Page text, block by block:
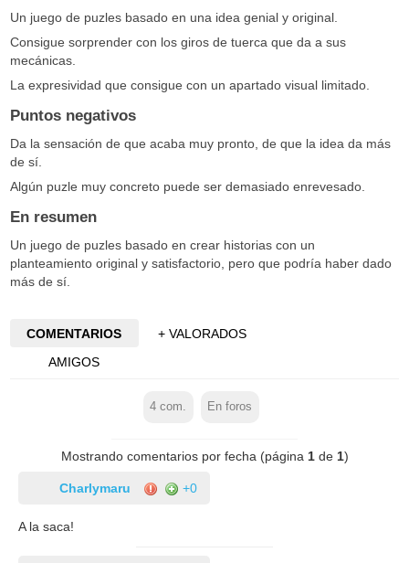
Un juego de puzles basado en una idea genial y original.
Consigue sorprender con los giros de tuerca que da a sus
mecánicas.
La expresividad que consigue con un apartado visual limitado.
Puntos negativos
Da la sensación de que acaba muy pronto, de que la idea da más
de sí.
Algún puzle muy concreto puede ser demasiado enrevesado.
En resumen
Un juego de puzles basado en crear historias con un
planteamiento original y satisfactorio, pero que podría haber dado
más de sí.
COMENTARIOS
+ VALORADOS
AMIGOS
4 com. En foros
Mostrando comentarios por fecha (página 1de 1)
Charlymaru +0
A la saca!